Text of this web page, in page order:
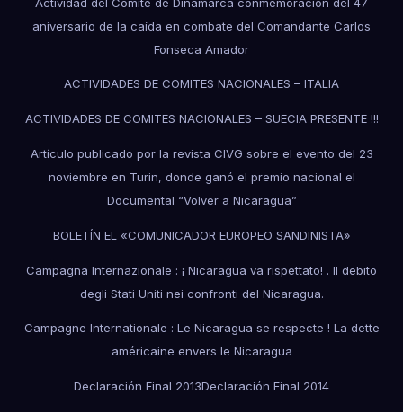
aniversario de la caída en combate del Comandante Carlos
Fonseca Amador
ACTIVIDADES DE COMITES NACIONALES – ITALIA
ACTIVIDADES DE COMITES NACIONALES – SUECIA PRESENTE !!!
Artículo publicado por la revista CIVG sobre el evento del 23
noviembre en Turin, donde ganó el premio nacional el
Documental “Volver a Nicaragua”
BOLETÍN EL «COMUNICADOR EUROPEO SANDINISTA»
Campagna Internazionale : ¡ Nicaragua va rispettato! . Il debito
degli Stati Uniti nei confronti del Nicaragua.
Campagne Internationale : Le Nicaragua se respecte ! La dette
américaine envers le Nicaragua
Declaración Final 2013Declaración Final 2014